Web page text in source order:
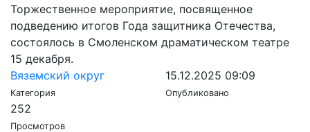
Торжественное мероприятие, посвященное
подведению итогов Года защитника Отечества,
состоялось в Смоленском драматическом театре
15 декабря.
Вяземский округ
Категория
15.12.2025 09:09
Опубликовано
252
Просмотров